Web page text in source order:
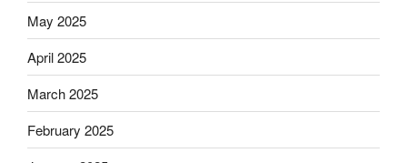
May 2025
April 2025
March 2025
February 2025